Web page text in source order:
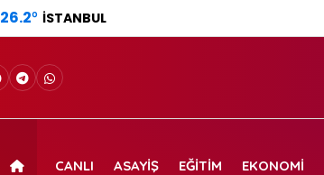
26.2° İSTANBUL
CANLI ASAYIŞ EĞITIM EKONOMI